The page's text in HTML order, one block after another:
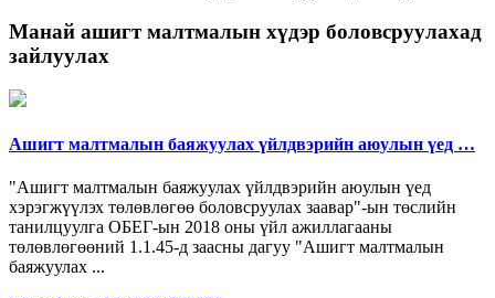
Манай ашигт малтмалын хүдэр боловсруулахад
зайлуулах
Ашигт малтмалын баяжуулах үйлдвэрийн аюулын үед …
"Ашигт малтмалын баяжуулах үйлдвэрийн аюулын үед
хэрэгжүүлэх төлөвлөгөө боловсруулах заавар"-ын төслийн
танилцуулга ОБЕГ-ын 2018 оны үйл ажиллагааны
төлөвлөгөөний 1.1.45-д заасны дагуу "Ашигт малтмалын
баяжуулах ...